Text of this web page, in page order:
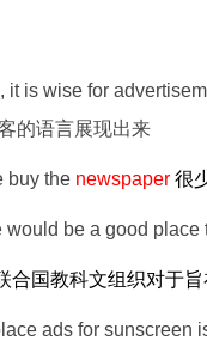
it is wise for
的语言展现出来
buy the newspaper 很
be a good
合国教科文组织对于
ads for sunscreen